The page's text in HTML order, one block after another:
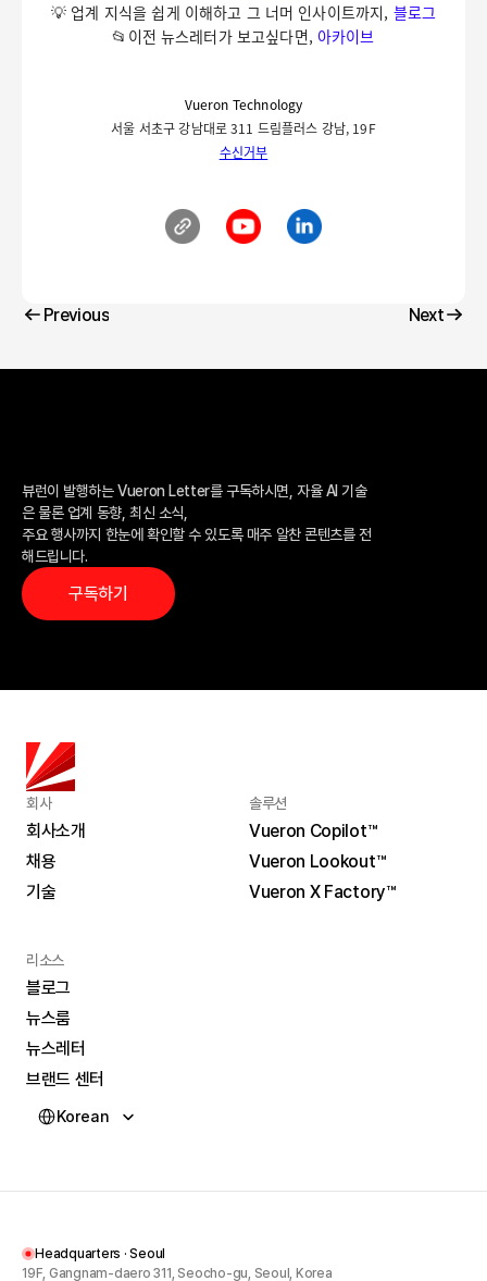
💡 업계 지식을 쉽게 이해하고 그 너머 인사이트까지, 블로그
📂이전 뉴스레터가 보고싶다면, 아카이브
Vueron Technology
서울 서초구 강남대로 311 드림플러스 강남, 19F
수신거부
Previous
Next
뷰런이 발행하는 Vueron Letter를 구독하시면, 자율 AI 기술
은 물론 업계 동향, 최신 소식,
주요 행사까지 한눈에 확인할 수 있도록 매주 알찬 콘텐츠를 전
해드립니다.
구독하기
회사
회사소개
회사소개
채용
채용
기술
솔루션
Vueron Copilot™
Vueron Copilot™
Vueron Lookout™
Vueron Lookout™
Vueron X Factory™
리소스
블로그
블로그
뉴스룸
뉴스룸
뉴스레터
뉴스레터
브랜드 센터
브랜드 센터
Korean
Headquarters · Seoul
19F, Gangnam-daero 311, Seocho-gu, Seoul, Korea